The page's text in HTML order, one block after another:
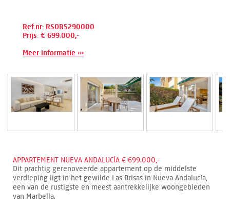
Ref.nr: RSOR5290000
Prijs: € 699.000,-
Meer informatie ›››
APPARTEMENT NUEVA ANDALUCÍA € 699.000,-
Dit prachtig gerenoveerde appartement op de middelste
verdieping ligt in het gewilde Las Brisas in Nueva Andalucía,
een van de rustigste en meest aantrekkelijke woongebieden
van Marbella.